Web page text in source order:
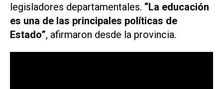
legisladores departamentales. “La educación
es una de las principales políticas de
Estado”, afirmaron desde la provincia.